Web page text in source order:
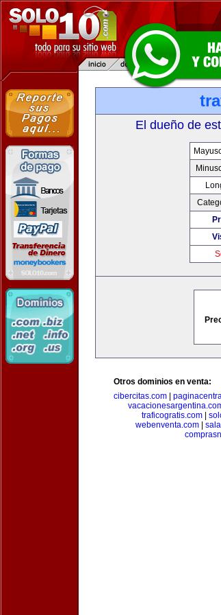
El dueño de
Otros dominios en venta:
cibercitas.com
traficogratis.com|
webenventa.com